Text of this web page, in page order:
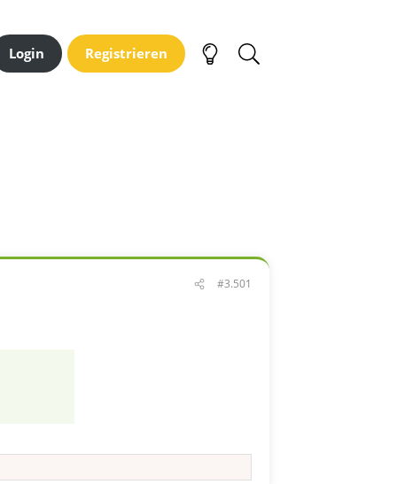
Login Registrieren
#3.501